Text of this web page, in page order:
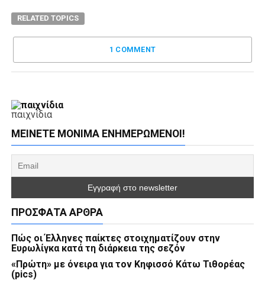
RELATED TOPICS
1 COMMENT
παιχνίδια
ΜΕΊΝΕΤΕ ΜΌΝΙΜΑ ΕΝΗΜΕΡΏΜΕΝΟΙ!
ΠΡΌΣΦΑΤΑ ΆΡΘΡΑ
Πώς οι Έλληνες παίκτες στοιχηματίζουν στην
Ευρωλίγκα κατά τη διάρκεια της σεζόν
«Πρώτη» με όνειρα για τον Κηφισσό Κάτω Τιθορέας
(pics)